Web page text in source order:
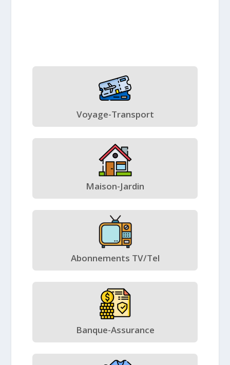
Voyage-Transport
Maison-Jardin
Abonnements TV/Tel
Banque-Assurance